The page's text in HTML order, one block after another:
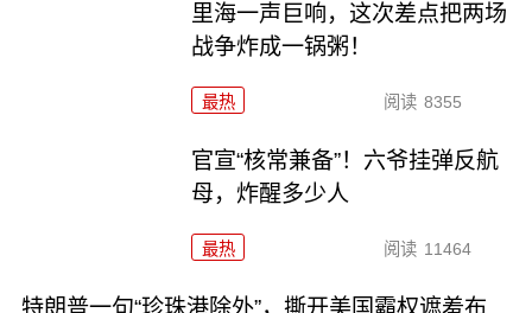
里海一声巨响，这次差点把两场
战争炸成一锅粥！
最热 阅读 8355
官宣“核常兼备”！六爷挂弹反航
母，炸醒多少人
最热 阅读 11464
特朗普一句“珍珠港除外”，撕开美国霸权遮羞布